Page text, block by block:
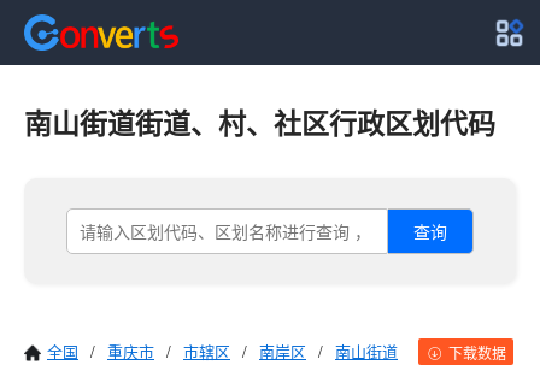
南山街道街道、村、社区行政区划代码
查询
全国 / 重庆市 / 市辖区 / 南岸区 / 南山街道 下载数据